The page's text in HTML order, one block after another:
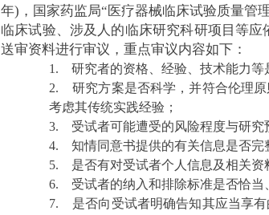
年)，国家药监局“医疗器械临床试验质量管
临床试验、涉及人的临床研究科研项目等
送审资料进行审议，重点审议内容如下：
1.
研究者的资格、经验、技术能力等
2.
研究方案是否科学，并符合伦理
考虑其传统实践经验；
3.
受试者可能遭受的风险程度与研究
4.
知情同意书提供的有关信息是否完
5.
是否有对受试者个人信息及相关资
6.
受试者的纳入和排除标准是否恰当
7.
是否向受试者明确告知其应当享